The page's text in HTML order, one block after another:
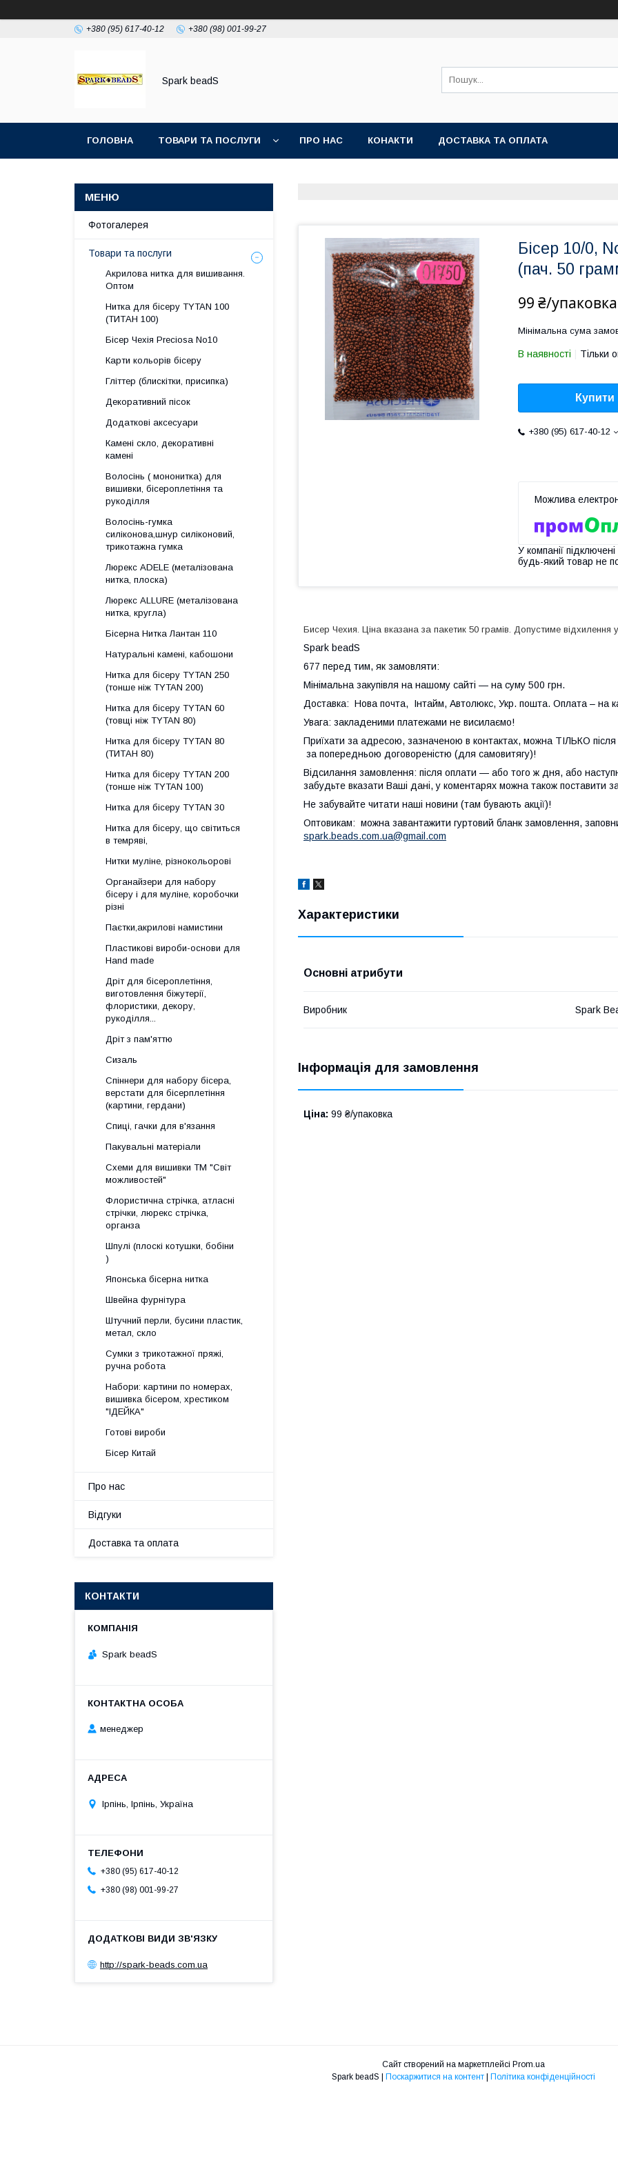
+380 (95) 617-40-12 +380 (98) 001-99-27
Spark beadS
ГОЛОВНА ТОВАРИ ТА ПОСЛУГИ ПРО НАС КОНАКТИ ДОСТАВКА ТА ОПЛАТА
Бісер 10/0,
(пач. 50
99 ₴/упаковка
Мінімальна сума
В наявності Тільки
Купити
+380 (95) 617-40-12
У компанії
будь-який товар не
Бисер Чехия. Ціна вказана за пакетик 50 грамів. Допустиме відхилення
Spark beadS
677 перед тим, як замовляти:
Мінімальна закупівля на нашому сайті — на суму 500 грн.
Доставка: Нова почта, Інтайм, Автолюкс, Укр. пошта. Оплата – на
Увага: закладеними платежами не висилаємо!
Приїхати за адресою, зазначеною в контактах, можна ТІЛЬКО після
за попередньою договореністю (для самовитягу)!
Відсилання замовлення: після оплати — або того ж дня, або
забудьте вказати Ваші дані, у коментарях можна також поставити
Не забувайте читати наші новини (там бувають акції)!
Оптовикам: можна завантажити гуртовий бланк замовлення,
spark.beads.com.ua@gmail.com
Характеристики
Основні атрибути
Виробник Spark
Інформація для замовлення
Ціна: 99 ₴/упаковка
Фотогалерея
Товари та послуги
Акрилова нитка для вишивання.
Оптом
Нитка для бісеру ТYTAN 100
(ТИТАН 100)
Бісер Чехія Preciosa No10
Карти кольорів бісеру
Гліттер (блискітки, присипка)
Декоративний пісок
Додаткові аксесуари
Камені скло, декоративні
камені
Волосінь ( мононитка) для
вишивки, бісероплетіння та
рукоділля
Волосінь-гумка
силіконова,шнур силіконовий,
трикотажна гумка
Люрекс АDELE (металізована
нитка, плоска)
Люрекс ALLURE (металізована
нитка, кругла)
Бісерна Нитка Лантан 110
Натуральні камені, кабошони
Нитка для бісеру ТYTAN 250
(тонше ніж ТYTAN 200)
Нитка для бісеру ТYTAN 60
(товщі ніж ТYTAN 80)
Нитка для бісеру TYTAN 80
(ТИТАН 80)
Нитка для бісеру ТYTAN 200
(тонше ніж TYTAN 100)
Нитка для бісеру TYTAN 30
Нитка для бісеру, що світиться
в темряві,
Нитки муліне, різнокольорові
Органайзери для набору
бісеру і для муліне, коробочки
різні
Паєтки,акрилові намистини
Пластикові вироби-основи для
Нand made
Дріт для бісероплетіння,
виготовлення біжутерії,
флористики, декору,
рукоділля...
Дріт з пам'яттю
Сизаль
Спіннери для набору бісера,
верстати для бісерплетіння
(картини, гердани)
Спиці, гачки для в'язання
Пакувальні матеріали
Схеми для вишивки ТМ "Світ
можливостей"
Флористична стрічка, атласні
стрічки, люрекс стрічка,
органза
Шпулі (плоскі котушки, бобіни
)
Японська бісерна нитка
Швейна фурнітура
Штучний перли, бусини пластик,
метал, скло
Сумки з трикотажної пряжі,
ручна робота
Набори: картини по номерах,
вишивка бісером, хрестиком
"ІДЕЙКА"
Готові вироби
Бісер Китай
Про нас
Відгуки
Доставка та оплата
КОНТАКТИ
Spark beadS
менеджер
Ірпінь, Ірпінь, Україна
+380 (95) 617-40-12
+380 (98) 001-99-27
http://spark-beads.com.ua
Сайт створений на маркетплейсі Prom.ua
Поскаржитися на контент Політика конфіденційності